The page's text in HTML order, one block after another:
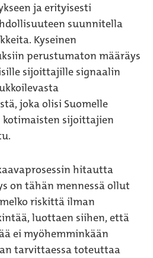
ja erityisesti
suunnitella
Kyseinen
perustumaton määräys
sijoittajille signaalin
joka olisi Suomelle
sijoittajien
hitautta
on tähän mennessä ollut
riskittä ilman
luottaen siihen, että
ei myöhemminkään
tarvittaessa toteuttaa